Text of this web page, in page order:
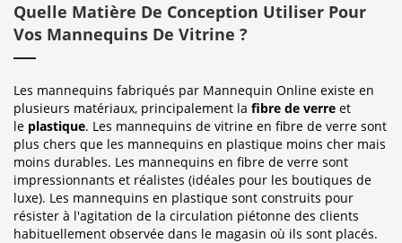
Quelle Matière De Conception Utiliser Pour
Vos Mannequins De Vitrine ?
Les mannequins fabriqués par Mannequin Online existe en
plusieurs matériaux, principalement la fibre de verre et
le plastique. Les mannequins de vitrine en fibre de verre sont
plus chers que les mannequins en plastique moins cher mais
moins durables. Les mannequins en fibre de verre sont
impressionnants et réalistes (idéales pour les boutiques de
luxe). Les mannequins en plastique sont construits pour
résister à l'agitation de la circulation piétonne des clients
habituellement observée dans le magasin où ils sont placés.